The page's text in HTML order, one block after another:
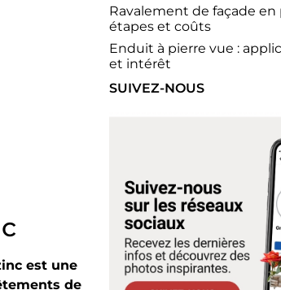
est une
de
Ravalement de façade en
étapes et coûts
Enduit à pierre vue :
et intérêt
SUIVEZ-NOUS